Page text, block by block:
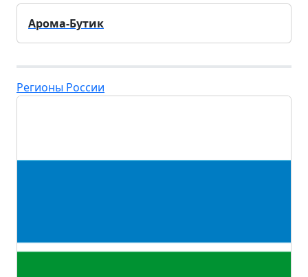
Арома-Бутик
Регионы России